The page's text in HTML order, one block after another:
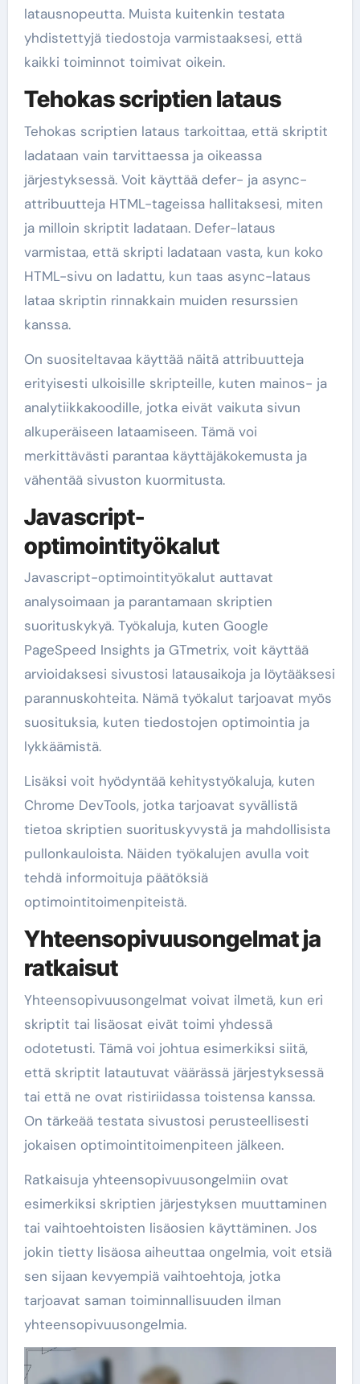
latausnopeutta. Muista kuitenkin testata
yhdistettyjä tiedostoja varmistaaksesi, että
kaikki toiminnot toimivat oikein.
Tehokas scriptien lataus
Tehokas scriptien lataus tarkoittaa, että skriptit
ladataan vain tarvittaessa ja oikeassa
järjestyksessä. Voit käyttää defer- ja async-
attribuutteja HTML-tageissa hallitaksesi, miten
ja milloin skriptit ladataan. Defer-lataus
varmistaa, että skripti ladataan vasta, kun koko
HTML-sivu on ladattu, kun taas async-lataus
lataa skriptin rinnakkain muiden resurssien
kanssa.
On suositeltavaa käyttää näitä attribuutteja
erityisesti ulkoisille skripteille, kuten mainos- ja
analytiikkakoodille, jotka eivät vaikuta sivun
alkuperäiseen lataamiseen. Tämä voi
merkittävästi parantaa käyttäjäkokemusta ja
vähentää sivuston kuormitusta.
Javascript-
optimointityökalut
Javascript-optimointityökalut auttavat
analysoimaan ja parantamaan skriptien
suorituskykyä. Työkaluja, kuten Google
PageSpeed Insights ja GTmetrix, voit käyttää
arvioidaksesi sivustosi latausaikoja ja löytääksesi
parannuskohteita. Nämä työkalut tarjoavat myös
suosituksia, kuten tiedostojen optimointia ja
lykkäämistä.
Lisäksi voit hyödyntää kehitystyökaluja, kuten
Chrome DevTools, jotka tarjoavat syvällistä
tietoa skriptien suorituskyvystä ja mahdollisista
pullonkauloista. Näiden työkalujen avulla voit
tehdä informoituja päätöksiä
optimointitoimenpiteistä.
Yhteensopivuusongelmat ja
ratkaisut
Yhteensopivuusongelmat voivat ilmetä, kun eri
skriptit tai lisäosat eivät toimi yhdessä
odotetusti. Tämä voi johtua esimerkiksi siitä,
että skriptit latautuvat väärässä järjestyksessä
tai että ne ovat ristiriidassa toistensa kanssa.
On tärkeää testata sivustosi perusteellisesti
jokaisen optimointitoimenpiteen jälkeen.
Ratkaisuja yhteensopivuusongelmiin ovat
esimerkiksi skriptien järjestyksen muuttaminen
tai vaihtoehtoisten lisäosien käyttäminen. Jos
jokin tietty lisäosa aiheuttaa ongelmia, voit etsiä
sen sijaan kevyempiä vaihtoehtoja, jotka
tarjoavat saman toiminnallisuuden ilman
yhteensopivuusongelmia.